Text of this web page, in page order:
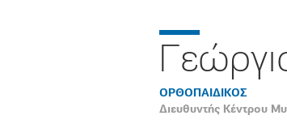
ΟΡΘΟΠAIΔΙΚΟΣ
Διευθυντής Κέντρου